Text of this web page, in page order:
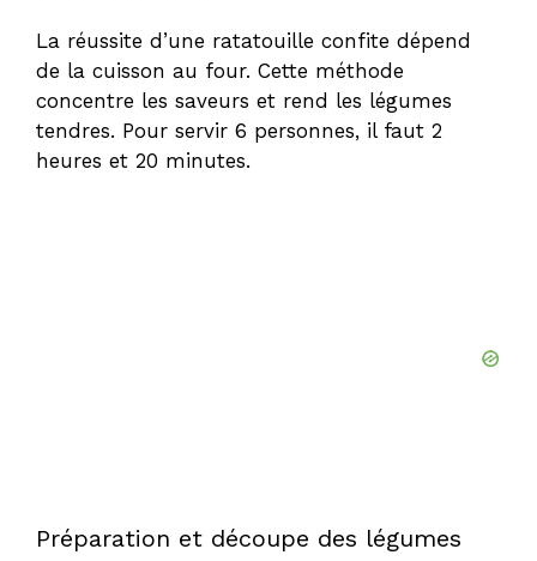
La réussite d’une ratatouille confite dépend
de la cuisson au four. Cette méthode
concentre les saveurs et rend les légumes
tendres. Pour servir 6 personnes, il faut 2
heures et 20 minutes.
Préparation et découpe des légumes